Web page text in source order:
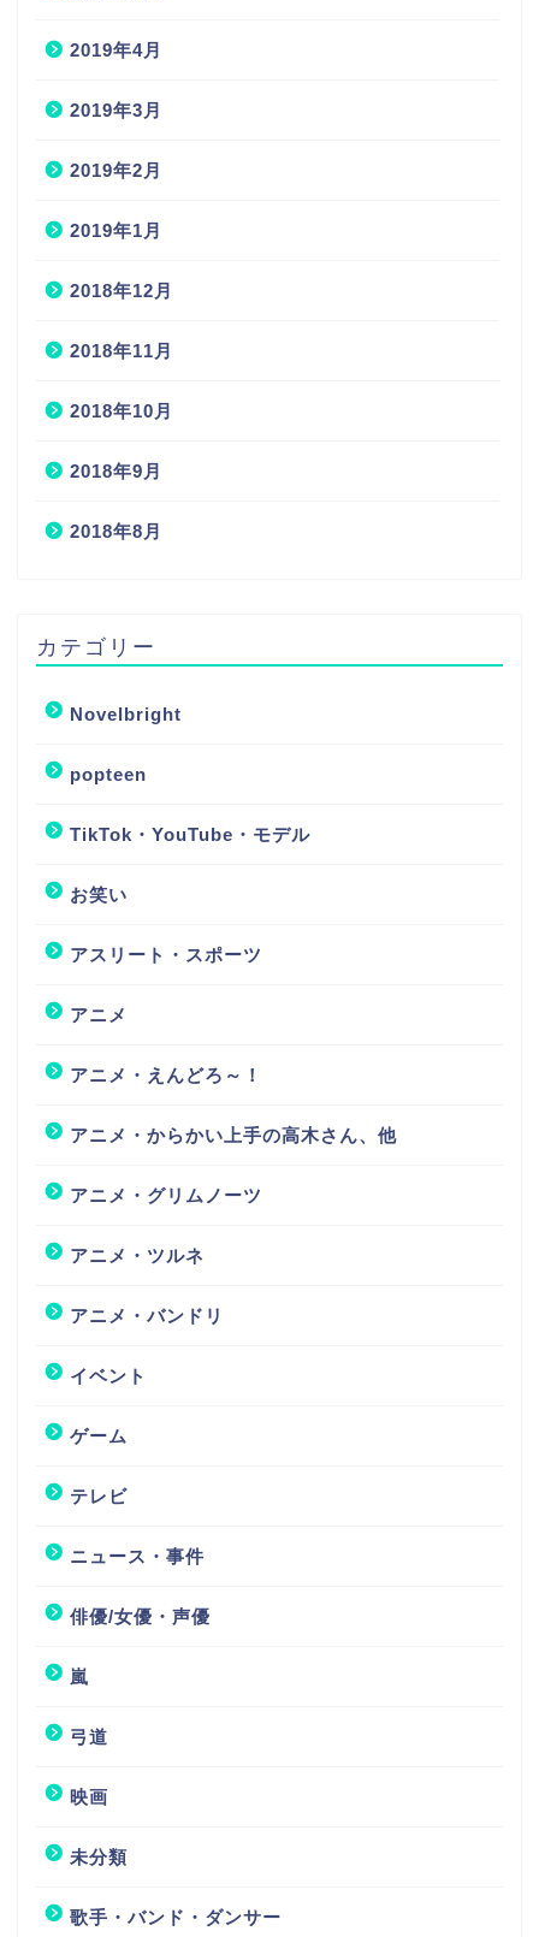
2019年4月
2019年3月
2019年2月
2019年1月
2018年12月
2018年11月
2018年10月
2018年9月
2018年8月
カテゴリー
Novelbright
popteen
TikTok・YouTube・モデル
お笑い
アスリート・スポーツ
アニメ
アニメ・えんどろ～！
アニメ・からかい上手の高木さん、他
アニメ・グリムノーツ
アニメ・ツルネ
アニメ・バンドリ
イベント
ゲーム
テレビ
ニュース・事件
俳優/女優・声優
嵐
弓道
映画
未分類
歌手・バンド・ダンサー